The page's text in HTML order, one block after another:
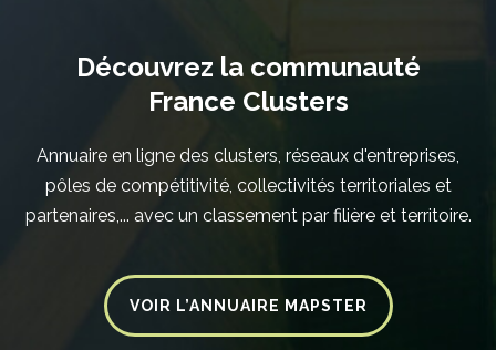
Découvrez la communauté
France Clusters
Annuaire en ligne des clusters, réseaux d'entreprises,
pôles de compétitivité, collectivités territoriales et
partenaires,... avec un classement par filière et territoire.
VOIR L’ANNUAIRE MAPSTER